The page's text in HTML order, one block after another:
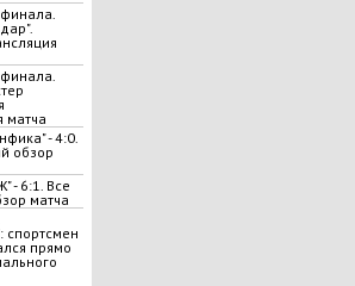
матча
- 4:0.
обзор
- 6:1. Все
матча
спортсмен
прямо